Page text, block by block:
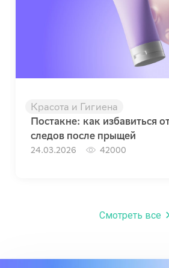
Красота и Гигиена
Постакне: как избавиться
следов после прыщей
24.03.2026 42000
Смотреть все